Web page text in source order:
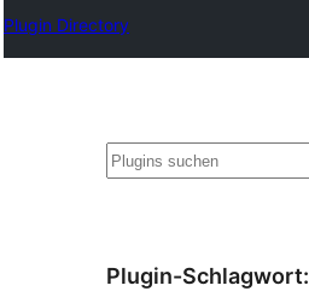
Plugin Directory
Suchen
Plugin-Schlagwort: